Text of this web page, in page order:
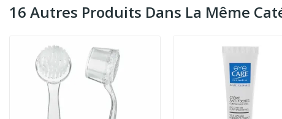
16 Autres Produits Dans La Même